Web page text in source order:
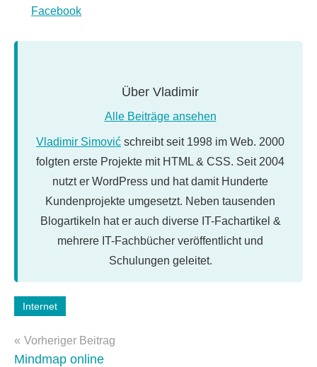
Facebook
Über Vladimir
Alle Beiträge ansehen
Vladimir Simović schreibt seit 1998 im Web. 2000
folgten erste Projekte mit HTML & CSS. Seit 2004
nutzt er WordPress und hat damit Hunderte
Kundenprojekte umgesetzt. Neben tausenden
Blogartikeln hat er auch diverse IT-Fachartikel &
mehrere IT-Fachbücher veröffentlicht und
Schulungen geleitet.
Schlagwörter:
web
2.0
Internet
Beitragsnavigation
Vorheriger Beitrag
Mindmap online